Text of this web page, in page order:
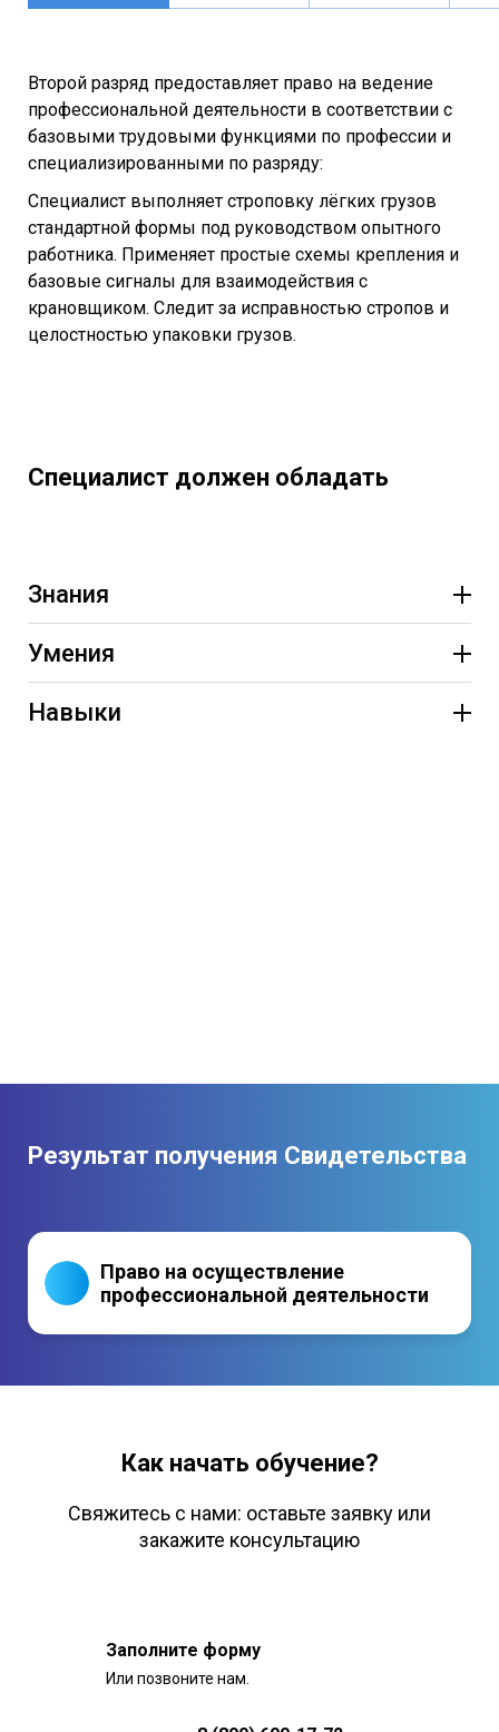
Второй разряд предоставляет право на ведение
профессиональной деятельности в соответствии с
базовыми трудовыми функциями по профессии и
специализированными по разряду:
Специалист выполняет строповку лёгких грузов
стандартной формы под руководством опытного
работника. Применяет простые схемы крепления и
базовые сигналы для взаимодействия с
крановщиком. Следит за исправностью стропов и
целостностью упаковки грузов.
Специалист должен обладать
Знания
Умения
Навыки
Результат получения Свидетельства
Право на осуществление
профессиональной деятельности
Как начать обучение?
Свяжитесь с нами: оставьте заявку или
закажите консультацию
Заполните форму
Или позвоните нам.